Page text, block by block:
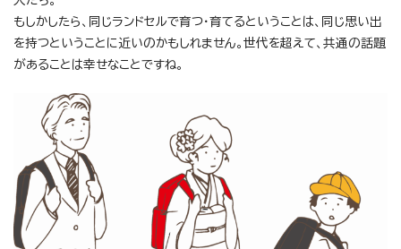
もしかしたら、同じランドセルで育つ・育てるということは、同じ思い出
を持つということに近いのかもしれません。世代を超えて、共通の話題
があることは幸せなことですね。